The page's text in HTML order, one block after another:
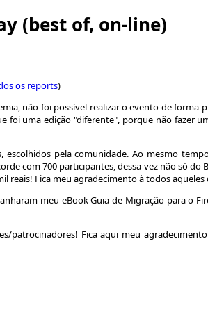
(best of, on-line)
os reports)
não foi possível realizar o evento de forma
foi uma edição "diferente", porque não fazer
pela comunidade. Ao mesmo
com 700 participantes, dessa vez não só
reais! Fica meu agradecimento à todos
meu eBook Guia de Migração para o
Fica aqui meu